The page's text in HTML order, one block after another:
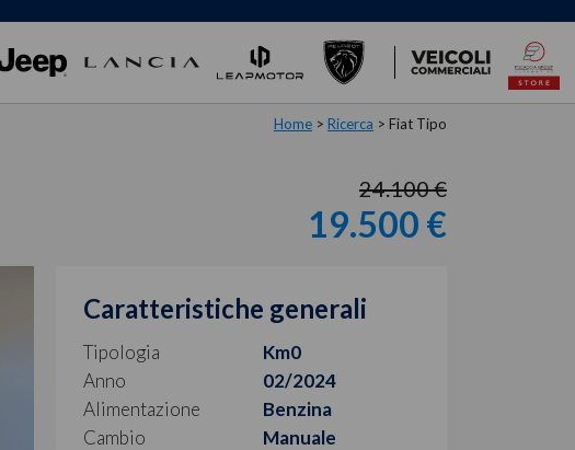
Home > Ricerca > Fiat Tipo
24.100 €
19.500 €
Caratteristiche generali
Tipologia
Km0
Anno
02/2024
Alimentazione
Benzina
Cambio
Manuale